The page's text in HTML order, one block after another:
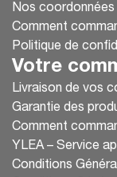
Nos coordonnées
Comment
Politique de
Votre
Livraison de vos
Garantie des
Comment
YLEA – Service
Conditions